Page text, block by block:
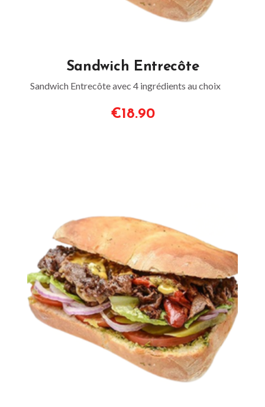
Sandwich Entrecôte
Sandwich Entrecôte avec 4 ingrédients au choix
€18.90